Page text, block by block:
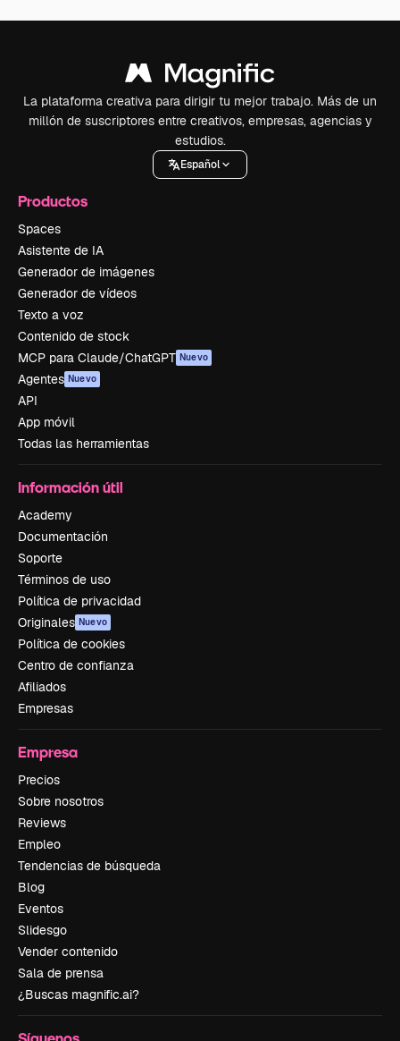
La plataforma creativa para dirigir tu mejor trabajo. Más de un
millón de suscriptores entre creativos, empresas, agencias y
estudios.
Español
Productos
Spaces
Asistente de IA
Generador de imágenes
Generador de vídeos
Texto a voz
Contenido de stock
MCP para Claude/ChatGPT Nuevo
Agentes Nuevo
API
App móvil
Todas las herramientas
Información útil
Academy
Documentación
Soporte
Términos de uso
Política de privacidad
Originales Nuevo
Política de cookies
Centro de confianza
Afiliados
Empresas
Empresa
Precios
Sobre nosotros
Reviews
Empleo
Tendencias de búsqueda
Blog
Eventos
Slidesgo
Vender contenido
Sala de prensa
¿Buscas magnific.ai?